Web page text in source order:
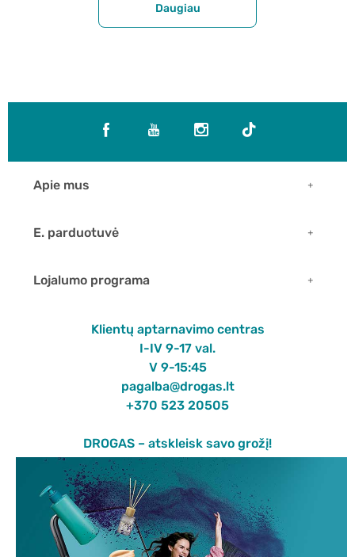
Daugiau
Apie mus
E. parduotuvė
Lojalumo programa
Klientų aptarnavimo centras
I-IV 9-17 val.
V 9-15:45
pagalba@drogas.lt
+370 523 20505
DROGAS – atskleisk savo grožį!